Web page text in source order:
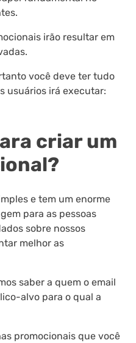
irão resultar em
você deve ter tudo
usuários irá executar:
criar um
e tem um enorme
para as pessoas
sobre nossos
melhor as
saber a quem o email
alvo para o qual a
promocionais que você